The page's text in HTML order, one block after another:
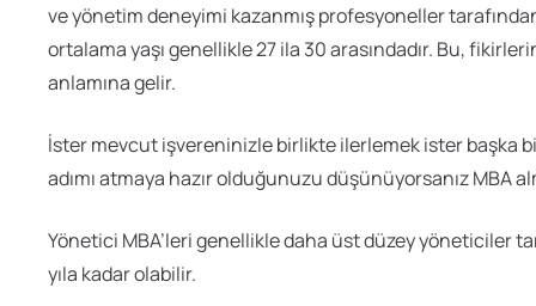
ve yönetim deneyimi kazanmış profesyoneller
ortalama yaşı genellikle 27 ila 30 arasındadır. Bu,
anlamına gelir.
İster mevcut işvereninizle birlikte ilerlemek ister başka
adımı atmaya hazır olduğunuzu düşünüyorsanız MBA
Yönetici MBA’leri genellikle daha üst düzey yöneticiler
yıla kadar olabilir.